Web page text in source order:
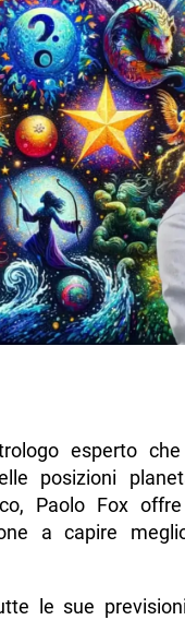
esperto
posizioni
Paolo Fox
a capire
le sue